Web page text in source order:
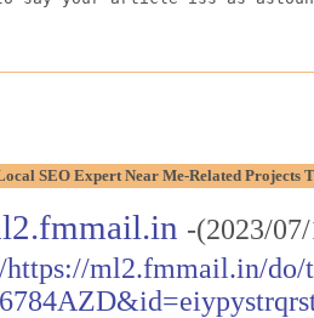
SEO Expert Near Me-Related Projects
-(2023/
ml2.fmmail.in/do/